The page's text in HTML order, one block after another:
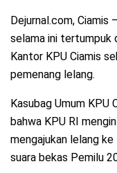
Dejurnal.com, Ciamis
selama ini tertumpuk
Kantor KPU Ciamis
pemenang lelang.
Kasubag Umum KPU
bahwa KPU RI
mengajukan lelang
suara bekas Pemilu